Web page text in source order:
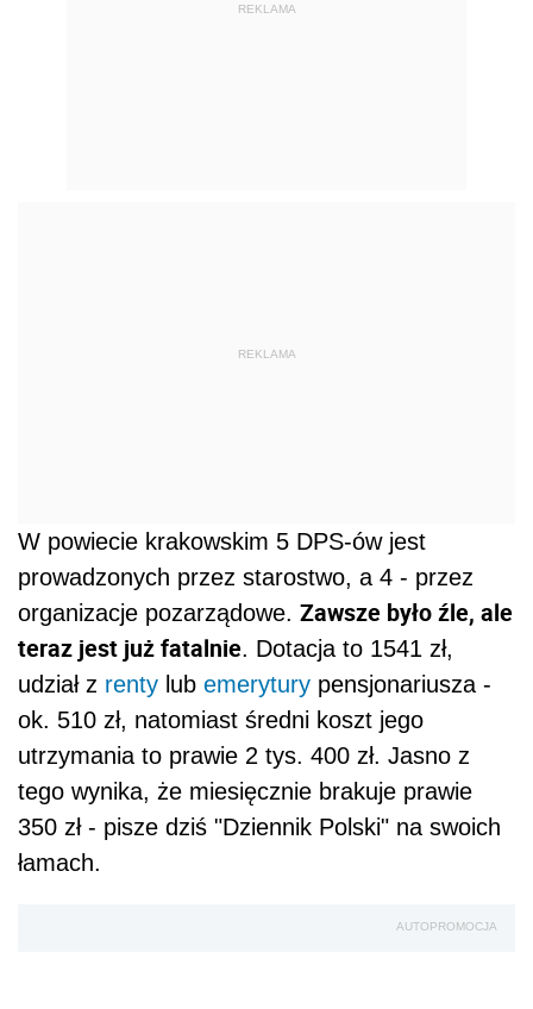
REKLAMA
REKLAMA
W powiecie krakowskim 5 DPS-ów jest
prowadzonych przez starostwo, a 4 - przez
organizacje pozarządowe. Zawsze było źle, ale
teraz jest już fatalnie. Dotacja to 1541 zł,
udział z renty lub emerytury pensjonariusza -
ok. 510 zł, natomiast średni koszt jego
utrzymania to prawie 2 tys. 400 zł. Jasno z
tego wynika, że miesięcznie brakuje prawie
350 zł - pisze dziś "Dziennik Polski" na swoich
łamach.
AUTOPROMOCJA